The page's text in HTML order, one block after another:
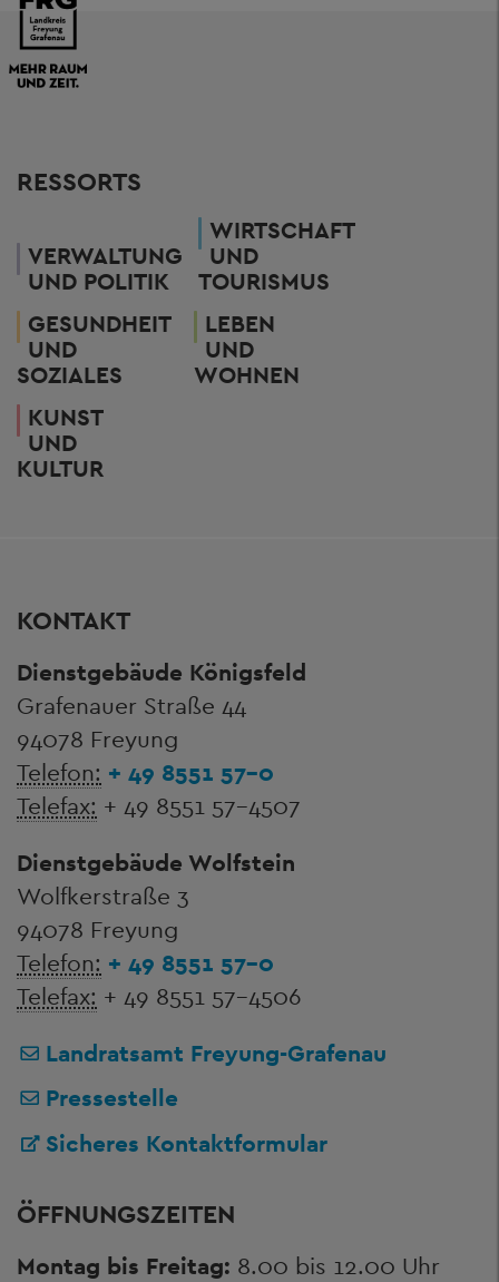
RESSORTS
VERWALTUNG
UND POLITIK
WIRTSCHAFT
UND
TOURISMUS
GESUNDHEIT
UND
SOZIALES
LEBEN
UND
WOHNEN
KUNST
UND
KULTUR
KONTAKT
Dienstgebäude Königsfeld
Grafenauer Straße 44
94078 Freyung
Telefon: + 49 8551 57-0
Telefax: + 49 8551 57-4507
Dienstgebäude Wolfstein
Wolfkerstraße 3
94078 Freyung
Telefon: + 49 8551 57-0
Telefax: + 49 8551 57-4506
Landratsamt Freyung-Grafenau
Pressestelle
Sicheres Kontaktformular
ÖFFNUNGSZEITEN
Montag bis Freitag: 8.00 bis 12.00 Uhr